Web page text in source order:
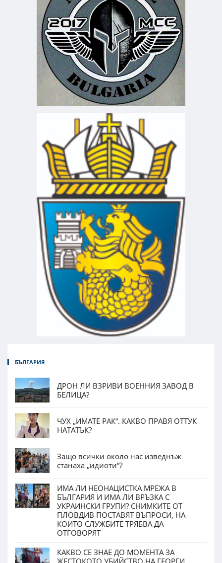
БЪЛГАРИЯ
ДРОН ЛИ ВЗРИВИ ВОЕННИЯ ЗАВОД В
БЕЛИЦА?
ЧУХ „ИМАТЕ РАК“. КАКВО ПРАВЯ ОТТУК
НАТАТЪК?
Защо всички около нас изведнъж
станаха „идиоти“?
ИМА ЛИ НЕОНАЦИСТКА МРЕЖА В
БЪЛГАРИЯ И ИМА ЛИ ВРЪЗКА С
УКРАИНСКИ ГРУПИ? СНИМКИТЕ ОТ
ПЛОВДИВ ПОСТАВЯТ ВЪПРОСИ, НА
КОИТО СЛУЖБИТЕ ТРЯБВА ДА
ОТГОВОРЯТ
КАКВО СЕ ЗНАЕ ДО МОМЕНТА ЗА
ЖЕСТОКОТО УБИЙСТВО НА ГЕОРГИ